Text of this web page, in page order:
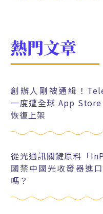
熱門文章
創辦人剛被通緝！
一度遭全球 App
恢復上架
從光通訊關鍵原料「
國禁中國光收發器進
嗎？